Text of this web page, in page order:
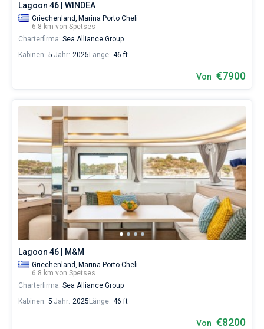
Lagoon 46 | WINDEA
Griechenland, Marina Porto Cheli
6.8 km von Spetses
Charterfirma: Sea Alliance Group
Kabinen: 5 Jahr: 2025 Länge: 46 ft
Von €7900
Lagoon 46 | M&M
Griechenland, Marina Porto Cheli
6.8 km von Spetses
Charterfirma: Sea Alliance Group
Kabinen: 5 Jahr: 2025 Länge: 46 ft
Von €8200